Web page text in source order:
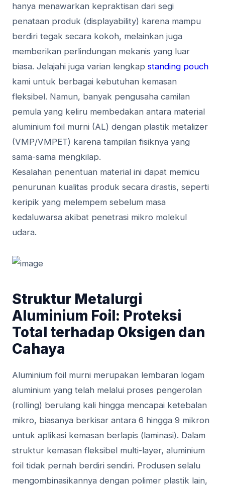
hanya menawarkan kepraktisan dari segi
penataan produk (displayability) karena mampu
berdiri tegak secara kokoh, melainkan juga
memberikan perlindungan mekanis yang luar
biasa. Jelajahi juga varian lengkap standing pouch
kami untuk berbagai kebutuhan kemasan
fleksibel. Namun, banyak pengusaha camilan
pemula yang keliru membedakan antara material
aluminium foil murni (AL) dengan plastik metalizer
(VMP/VMPET) karena tampilan fisiknya yang
sama-sama mengkilap.
Kesalahan penentuan material ini dapat memicu
penurunan kualitas produk secara drastis, seperti
keripik yang melempem sebelum masa
kedaluwarsa akibat penetrasi mikro molekul
udara.
Struktur Metalurgi
Aluminium Foil: Proteksi
Total terhadap Oksigen dan
Cahaya
Aluminium foil murni merupakan lembaran logam
aluminium yang telah melalui proses pengerolan
(rolling) berulang kali hingga mencapai ketebalan
mikro, biasanya berkisar antara 6 hingga 9 mikron
untuk aplikasi kemasan berlapis (laminasi). Dalam
struktur kemasan fleksibel multi-layer, aluminium
foil tidak pernah berdiri sendiri. Produsen selalu
mengombinasikannya dengan polimer plastik lain,